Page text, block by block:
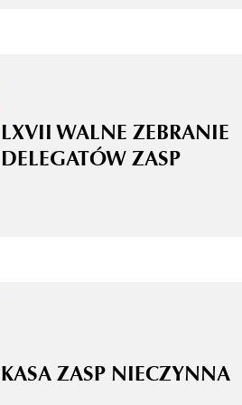
LXVII WALNE ZEBRANIE
DELEGATÓW ZASP
KASA ZASP NIECZYNNA